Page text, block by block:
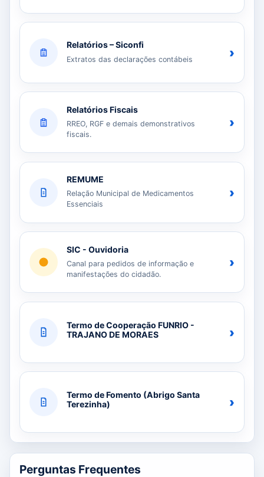
Relatórios – Siconfi
Extratos das declarações contábeis ›
Relatórios Fiscais
RREO, RGF e demais demonstrativos
fiscais.
›
REMUME
Relação Municipal de Medicamentos
Essenciais
›
SIC - Ouvidoria
Canal para pedidos de informação e
manifestações do cidadão.
›
Termo de Cooperação FUNRIO -
TRAJANO DE MORAES
›
Termo de Fomento (Abrigo Santa
Terezinha)
›
Perguntas Frequentes